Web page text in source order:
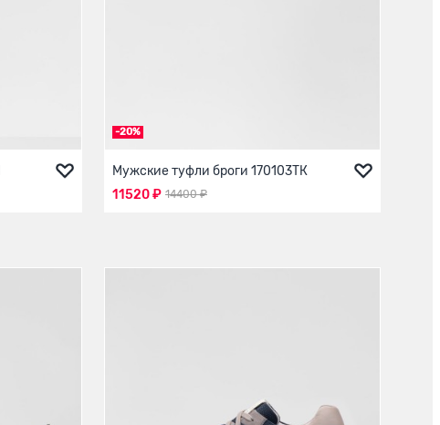
-20%
Мужские туфли броги 170103ТК
14400 ₽
11520 ₽